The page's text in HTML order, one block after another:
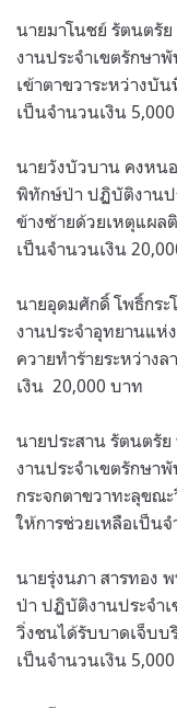
นายมาโนชย์ รัตนตรั
งานประจำเขตรักษา
เข้าตาขวาระหว่างบั
เป็นจำนวนเงิน
นายวังบัวบาน คงหน
พิทักษ์ป่า ปฏิบัติงานป
ข้างซ้ายด้วยเหตุแผล
เป็นจำนวนเงิน
นายอุดมศักดิ์ โพธิ์กร
งานประจำอุทยานแห่
ควายทำร้ายระหว่าง
เงิน 20,000 บาท
นายประสาน รัตนตรั
งานประจำเขตรักษา
กระจกตาขวาทะลุขณ
ให้การช่วยเหลือเป็น
นายรุ่งนภา สารทอง
ป่า ปฏิบัติงานประจำ
วิ่งชนได้รับบาดเจ็บบ
เป็นจำนวนเงิน